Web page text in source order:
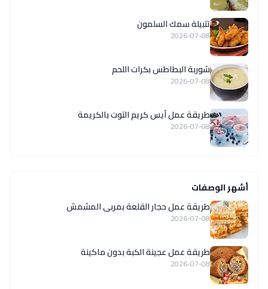
تتبيلة سمك السلمون
2026-07-08
شوربة البطاطس بكرات اللحم
2026-07-08
طريقة عمل آيس كريم التوت بالكريمة
2026-07-08
أشهر الوصفات
طريقة عمل حجار القلعة بمربى المشمش
2026-07-08
طريقة عمل عجينة الكبة بدون ماكينة
2026-07-08